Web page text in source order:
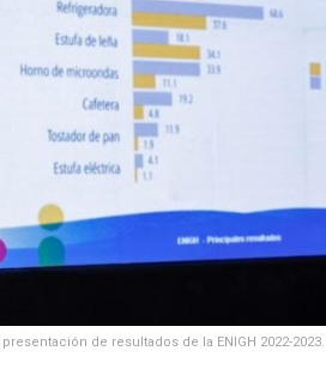
presentación de resultados de la ENIGH 2022-